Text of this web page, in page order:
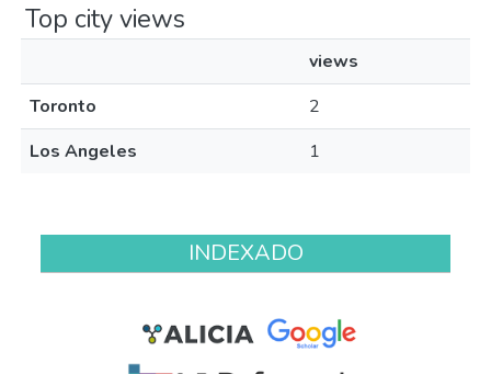
Top city views
views
Toronto
2
Los Angeles
1
INDEXADO